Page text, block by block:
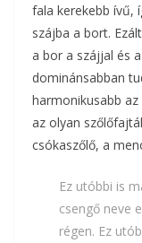
fala kerekebb ívű,
szájba a bort.
a bor a szájjal és
dominánsabban
harmonikusabb
az olyan
csókaszőlő, a
Ez utóbbi is
csengő neve
régen. Ez